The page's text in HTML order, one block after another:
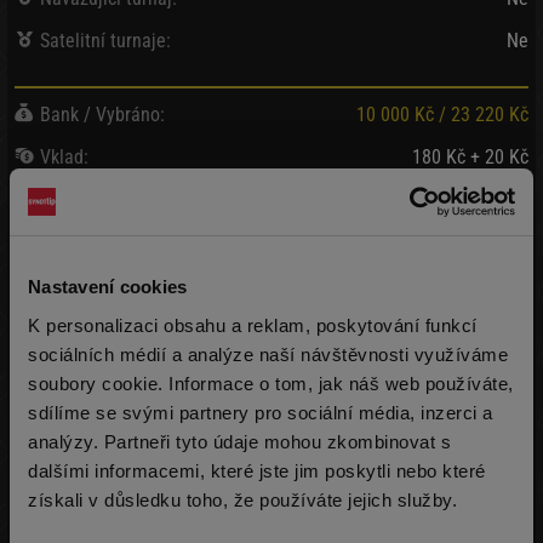
Nastavení cookies
K personalizaci obsahu a reklam, poskytování funkcí
sociálních médií a analýze naší návštěvnosti využíváme
soubory cookie. Informace o tom, jak náš web používáte,
sdílíme se svými partnery pro sociální média, inzerci a
analýzy. Partneři tyto údaje mohou zkombinovat s
dalšími informacemi, které jste jim poskytli nebo které
získali v důsledku toho, že používáte jejich služby.
Satelitní turnaje:
Ne
Bank / Vybráno: 10 000 Kč / 23 220 Kč
Vklad:
180 Kč + 20 Kč
Pozdní registrace: 180 Kč + 20 Kč
Rebuy:
Addon:
Průměr:
258 000 žetonů
Nejvíce:
258 000 žetonů
Nejméně:
258 000 žetonů